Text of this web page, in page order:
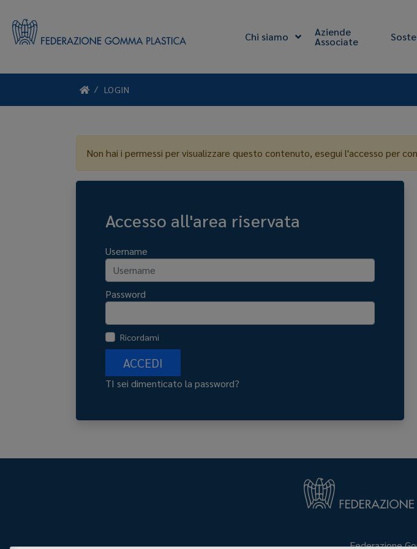
Chi siamo Aziende
Associate
LOGIN
Non hai i permessi per visualizzare questo contenuto, esegui l'accesso per
Accesso all'area riservata
Username
Password
Ricordami
ACCEDI
TI sei dimenticato la password?
Federazione